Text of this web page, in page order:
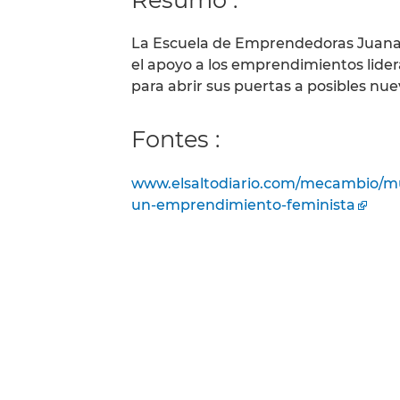
La Escuela de Emprendedoras
el apoyo a los emprendimientos
para abrir sus puertas a posibles
Fontes :
www.elsaltodiario.com/mecambio/
un-emprendimiento-feminista